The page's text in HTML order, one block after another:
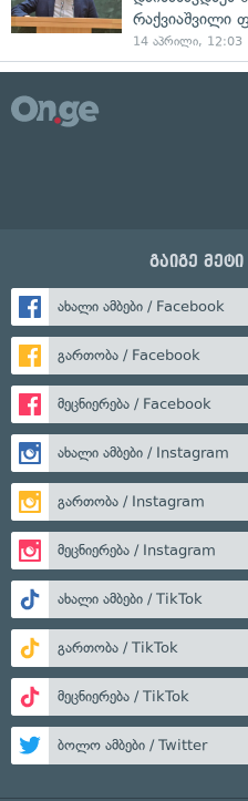
რაქვიაშვილი
14 აპრილი, 12:03
გაიგე
ახალი ამბები / Facebook
გართობა / Facebook
მეცნიერება / Facebook
ახალი ამბები / Instagram
გართობა / Instagram
მეცნიერება / Instagram
ახალი ამბები / TikTok
გართობა / TikTok
მეცნიერება / TikTok
ბოლო ამბები / Twitter